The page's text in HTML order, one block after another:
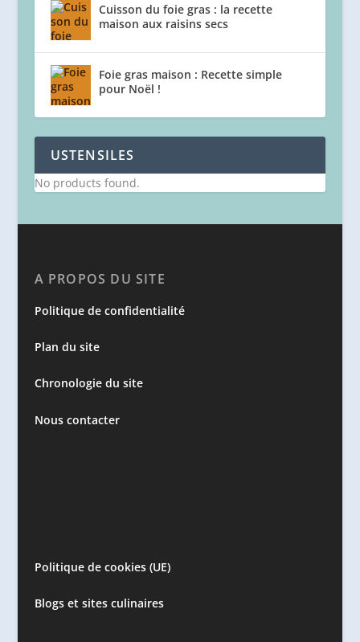
Cuisson du foie gras : la recette
maison aux raisins secs
Foie gras maison : Recette simple
pour Noël !
USTENSILES
No products found.
A PROPOS DU SITE
Politique de confidentialité
Plan du site
Chronologie du site
Nous contacter
Politique de cookies (UE)
Blogs et sites culinaires